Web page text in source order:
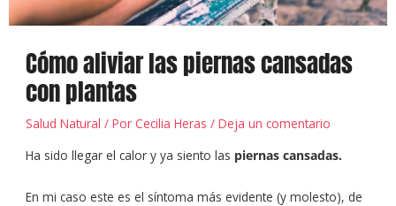
Cómo aliviar las piernas cansadas
con plantas
Salud Natural / PorCecilia Heras/Deja un comentario
Ha sido llegar el calor y ya siento las piernas cansadas.
En mi caso este es el síntoma más evidente (y molesto), de